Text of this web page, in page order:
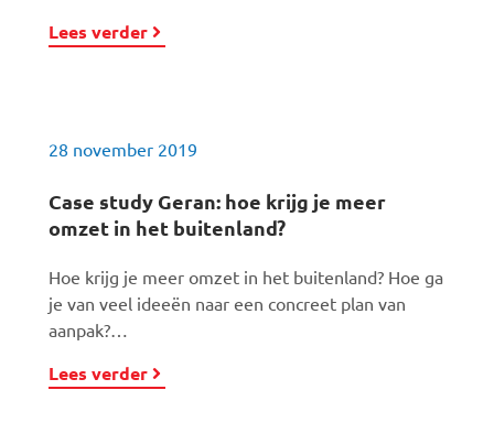
Lees verder
28 november 2019
Case study Geran: hoe krijg je meer
omzet in het buitenland?
Hoe krijg je meer omzet in het buitenland? Hoe ga
je van veel ideeën naar een concreet plan van
aanpak?…
Lees verder